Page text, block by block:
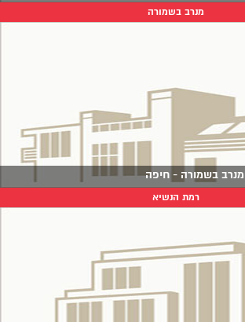
מנרב בשמורה
מנרב בשמורה - חיפה
רמת הנשיא